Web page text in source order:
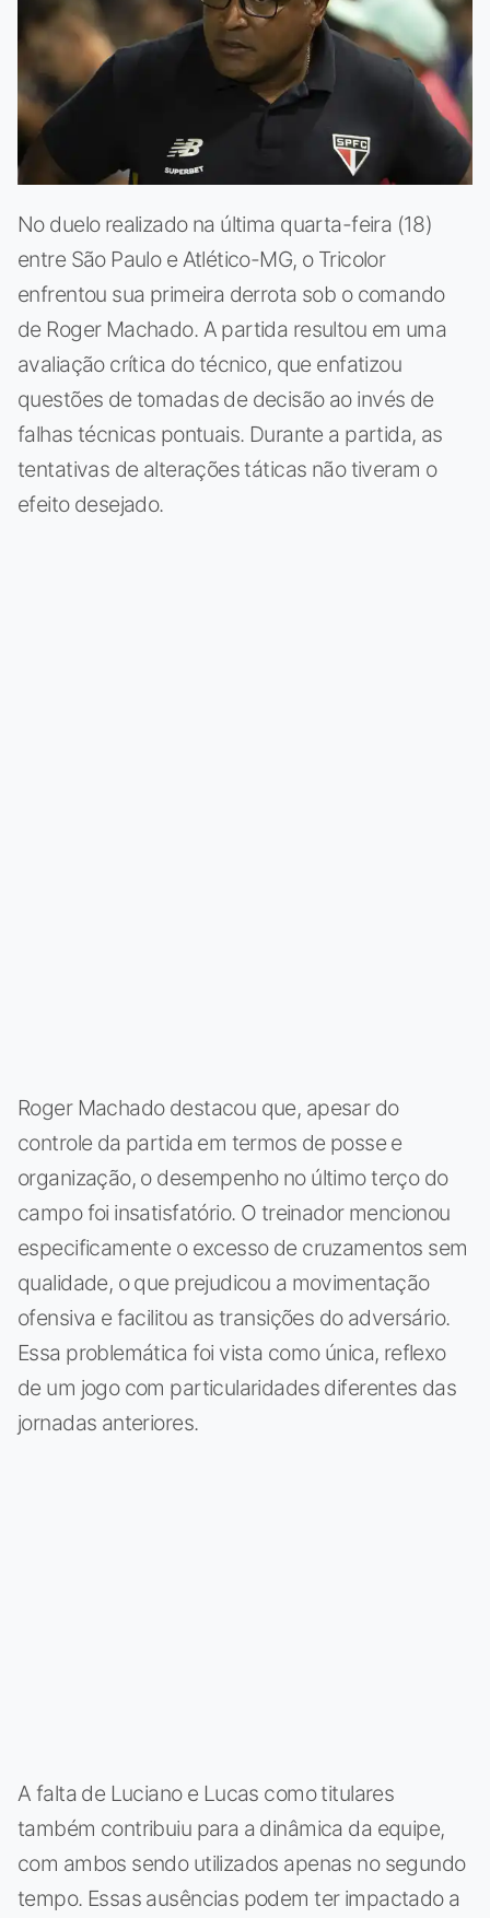
No duelo realizado na última quarta-feira (18)
entre São Paulo e Atlético-MG, o Tricolor
enfrentou sua primeira derrota sob o comando
de Roger Machado. A partida resultou em uma
avaliação crítica do técnico, que enfatizou
questões de tomadas de decisão ao invés de
falhas técnicas pontuais. Durante a partida, as
tentativas de alterações táticas não tiveram o
efeito desejado.
Roger Machado destacou que, apesar do
controle da partida em termos de posse e
organização, o desempenho no último terço do
campo foi insatisfatório. O treinador mencionou
especificamente o excesso de cruzamentos sem
qualidade, o que prejudicou a movimentação
ofensiva e facilitou as transições do adversário.
Essa problemática foi vista como única, reflexo
de um jogo com particularidades diferentes das
jornadas anteriores.
A falta de Luciano e Lucas como titulares
também contribuiu para a dinâmica da equipe,
com ambos sendo utilizados apenas no segundo
tempo. Essas ausências podem ter impactado a